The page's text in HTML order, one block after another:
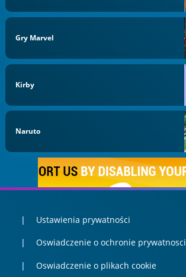
Gry Marvel
Kirby
Naruto
Ustawienia prywatności
Oswiadczenie o ochronie prywatnosci
Oswiadczenie o plikach cookie